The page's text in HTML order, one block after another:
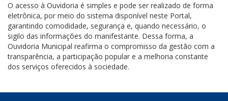
O acesso à Ouvidoria é simples e pode ser realizado de forma
eletrônica, por meio do sistema disponível neste Portal,
garantindo comodidade, segurança e, quando necessário, o
sigilo das informações do manifestante. Dessa forma, a
Ouvidoria Municipal reafirma o compromisso da gestão com a
transparência, a participação popular e a melhoria constante
dos serviços oferecidos à sociedade.